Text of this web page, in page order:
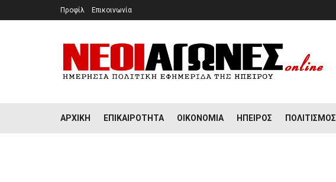
Προφίλ Επικοινωνία
ΑΡΧΙΚΉ ΕΠΙΚΑΙΡΌΤΗΤΑ ΟΙΚΟΝΟΜΊΑ ΉΠΕΙΡΟΣ ΠΟΛΙΤΙΣΜΌΣ